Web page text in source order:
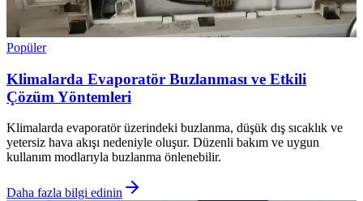
Popüler
Klimalarda Evaporatör Buzlanması ve Etkili
Çözüm Yöntemleri
Klimalarda evaporatör üzerindeki buzlanma, düşük dış sıcaklık ve
yetersiz hava akışı nedeniyle oluşur. Düzenli bakım ve uygun
kullanım modlarıyla buzlanma önlenebilir.
Daha fazla bilgi edinin